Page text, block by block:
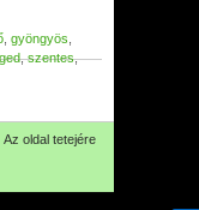
gyöngyös
,szentes,
Az oldal tetejére